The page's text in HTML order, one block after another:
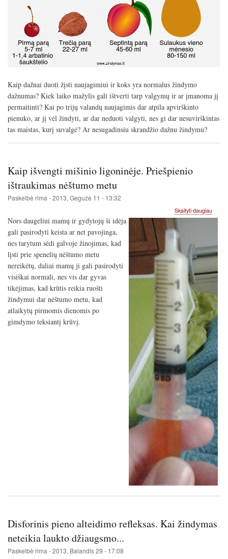
Kaip dažnai duoti žįsti naujagimiui ir koks yra normalus žindymo
dažnumas? Kiek laiko mažylis gali ištverti tarp valgymų ir ar įmanoma jį
permaitinti? Kai po trijų valandų naujagimis dar atpila apvirškinto
pienuko, ar jį vėl žindyti, ar dar neduoti valgyti, nes gi dar nesuvirškintas
tas maistas, kurį suvalgė? Ar nesugadinsiu skrandžio dažnu žindymu?
Kaip išvengti mišinio ligoninėje. Priešpienio
ištraukimas nėštumo metu
Paskelbė rima -2013, Gegužė 11 - 13:32
Skaityti daugiauapie
Kaip
metu
Nors daugeliui mamų ir gydytojų ši idėja
gali pasirodyti keista ar net pavojinga,
nes tarytum sėdi galvoje žinojimas, kad
lįsti prie spenelių nėštumo metu
nereikėtų, daliai mamų ji gali pasirodyti
visiškai normali, nes vis dar gyvas
tikėjimas, kad krūtis reikia ruošti
žindymui dar nėštumo metu, kad
atlaikytų pirmomis dienomis po
gimdymo teksiantį krūvį.
Disforinis pieno alteidimo refleksas. Kai žindymas
neteikia laukto džiaugsmo...
Paskelbė rima -2013, Balandis 29 - 17:08